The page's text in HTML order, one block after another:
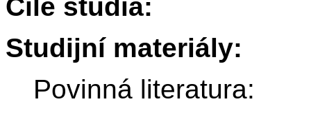
Cíle studia:
Studijní materiály:
Povinná literatura: